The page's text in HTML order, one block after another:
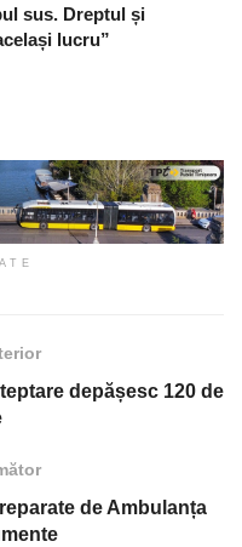
sus. Dreptul și
lucru”
depășesc 120 de
de Ambulanța